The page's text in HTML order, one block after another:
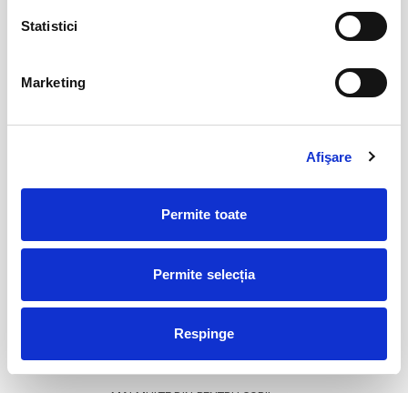
Statistici
Marketing
Afişare
Permite toate
Permite selecția
Respinge
08
aug
Popesti-Leordeni
12
sept
Isprăvile Motanului Încălțat @ Muse Country